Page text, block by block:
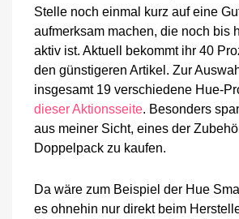
Aktion
Amazon
Stelle noch einmal kurz auf eine
aufmerksam machen, die noch bis
aktiv ist. Aktuell bekommt ihr 40
den günstigeren Artikel. Zur
insgesamt 19 verschiedene Hue-
dieser Aktionsseite. Besonders
aus meiner Sicht, eines der
Doppelpack zu kaufen.
Da wäre zum Beispiel der Hue
es ohnehin nur direkt beim